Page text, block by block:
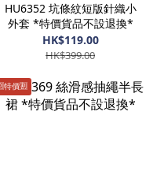
HU6352 坑條紋短版針織小
外套 *特價貨品不設退換*
HK$119.00
HK$399.00
特價🈹️